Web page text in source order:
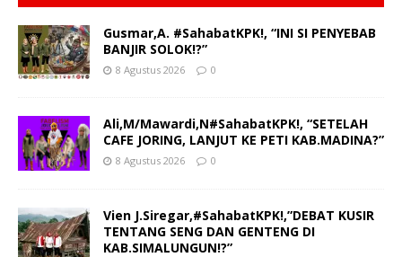
Gusmar,A. #SahabatKPK!, “INI SI PENYEBAB
BANJIR SOLOK!?”
8 Agustus 2026 0
Ali,M/Mawardi,N#SahabatKPK!, “SETELAH
CAFE JORING, LANJUT KE PETI KAB.MADINA?”
8 Agustus 2026 0
Vien J.Siregar,#SahabatKPK!,”DEBAT KUSIR
TENTANG SENG DAN GENTENG DI
KAB.SIMALUNGUN!?”